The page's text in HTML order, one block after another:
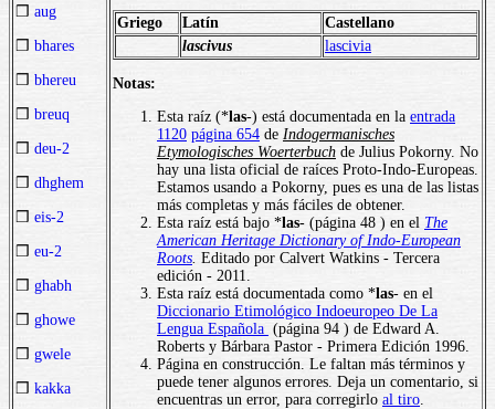
❒ aug
❒ bhares
❒ bhereu
❒ breuq
❒ deu-2
❒ dhghem
❒ eis-2
❒ eu-2
❒ ghabh
❒ ghowe
❒ gwele
❒ kakka
Griego Latín
Castellano
lascivus
lascivia
Notas:
Esta raíz (*las-) está documentada en la entrada
1120 página 654 de Indogermanisches
Etymologisches Woerterbuch de Julius Pokorny. No
hay una lista oficial de raíces Proto-Indo-Europeas.
Estamos usando a Pokorny, pues es una de las listas
más completas y más fáciles de obtener.
Esta raíz está bajo *las- (página 48 ) en el The
American Heritage Dictionary of Indo-European
Roots Editado por Calvert Watkins - Tercera
edición - 2011.
Esta raíz está documentada como *las- en el
Diccionario Etimológico Indoeuropeo De La
Lengua Española (página 94 ) de Edward A.
Roberts y Bárbara Pastor - Primera Edición 1996.
Página en construcción. Le faltan más términos y
puede tener algunos errores. Deja un comentario, si
encuentras un error, para corregirlo al tiro